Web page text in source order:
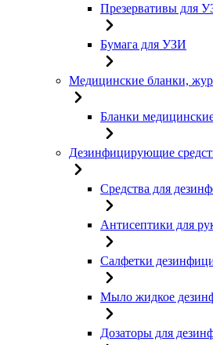
Презервативы для
Бумага для УЗИ
Медицинские бланки,
Бланки
Дезинфицирующие
Средства для
Антисептики для
Салфетки
Мыло жидкое
Дозаторы для